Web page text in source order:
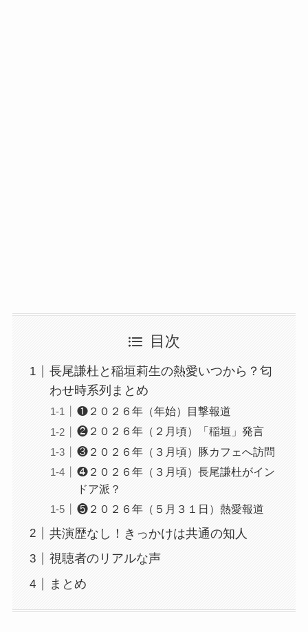
目次
長尾謙杜と稲垣莉生の熱愛いつから？匂
わせ時系列まとめ
❶２０２６年（年始）目撃報道
❷２０２６年（２月頃）「稲垣」発言
❸２０２６年（３月頃）豚カフェへ訪問
❹２０２６年（３月頃）長尾謙杜がイン
ドア派？
❺２０２６年（５月３１日）熱愛報道
共演歴なし！きっかけは共通の知人
視聴者のリアルな声
まとめ